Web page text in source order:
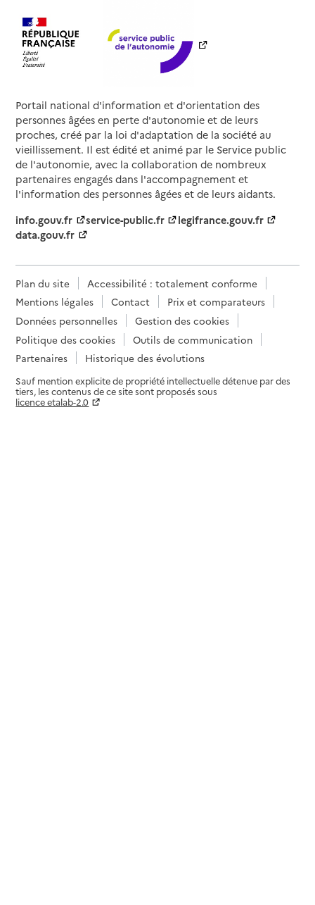
Portail national d'information et d'orientation des
personnes âgées en perte d'autonomie et de leurs
proches, créé par la loi d'adaptation de la société au
vieillissement. Il est édité et animé par le Service public
de l'autonomie, avec la collaboration de nombreux
partenaires engagés dans l'accompagnement et
l'information des personnes âgées et de leurs aidants.
info.gouv.fr
service-public.fr
legifrance.gouv.fr
data.gouv.fr
Plan du site
Accessibilité : totalement conforme
Mentions légales
Contact
Prix et comparateurs
Données personnelles
Gestion des cookies
Politique des cookies
Outils de communication
Partenaires
Historique des évolutions
Sauf mention explicite de propriété intellectuelle détenue par des
tiers, les contenus de ce site sont proposés sous
licence etalab-2.0